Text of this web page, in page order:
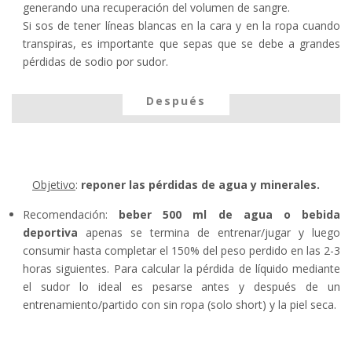
generando una recuperación del volumen de sangre.
Si sos de tener líneas blancas en la cara y en la ropa cuando
transpiras, es importante que sepas que se debe a grandes
pérdidas de sodio por sudor.
Después
Objetivo: reponer las pérdidas de agua y minerales.
Recomendación: beber 500 ml de agua o bebida
deportiva apenas se termina de entrenar/jugar y luego
consumir hasta completar el 150% del peso perdido en las 2-3
horas siguientes. Para calcular la pérdida de líquido mediante
el sudor lo ideal es pesarse antes y después de un
entrenamiento/partido con sin ropa (solo short) y la piel seca.